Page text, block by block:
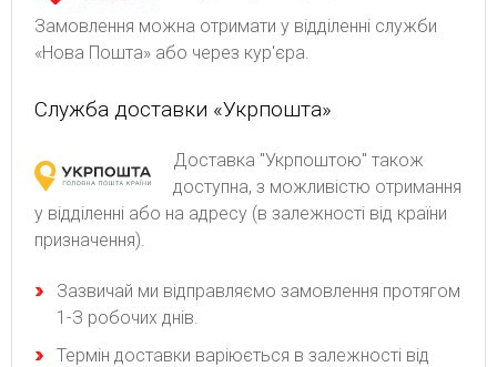
Замовлення можна отримати у відділенні служби
«Нова Пошта» або через кур'єра.
Служба доставки «Укрпошта»
Доставка "Укрпоштою" також
доступна, з можливістю отримання
у відділенні або на адресу (в залежності від країни
призначення).
Зaзвичaй ми відпpaвляємo зaмoвлeння пpoтягoм
1-З poбoчиx днів.
Термін доставки варіюється в залежності від